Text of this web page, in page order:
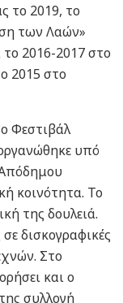
το 2019, το
των Λαών»
2016-2017 στο
2015 στο
Φεστιβάλ
υπό
Απόδημου
κοινότητα. Το
της δουλειά.
δισκογραφικές
Στο
και ο
συλλογή